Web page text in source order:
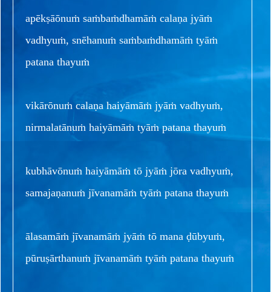
apēkṣāōnuṁ saṁbaṁdhamāṁ calaṇa jyāṁ
vadhyuṁ, snēhanuṁ saṁbaṁdhamāṁ tyāṁ
patana thayuṁ
vikārōnuṁ calaṇa haiyāmāṁ jyāṁ vadhyuṁ,
nirmalatānuṁ haiyāmāṁ tyāṁ patana thayuṁ
kubhāvōnuṁ haiyāmāṁ tō jyāṁ jōra vadhyuṁ,
samajaṇanuṁ jīvanamāṁ tyāṁ patana thayuṁ
ālasamāṁ jīvanamāṁ jyāṁ tō mana ḍūbyuṁ,
pūruṣārthanuṁ jīvanamāṁ tyāṁ patana thayuṁ